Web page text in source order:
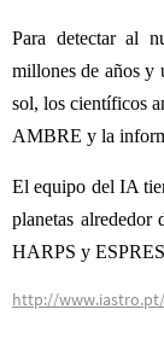
Para detectar al
millones de años y
sol, los científicos
AMBRE y la
El equipo del IA
planetas alrededor
HARPS y
http://